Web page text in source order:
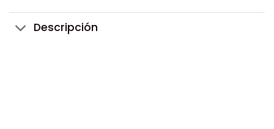
Descripción